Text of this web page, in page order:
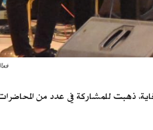
ذهبت للمشاركة في عدد من